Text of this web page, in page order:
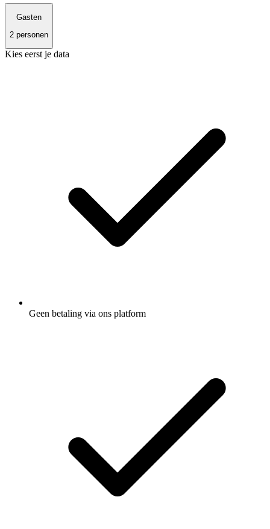
Gasten
2 personen
Kies eerst je data
Geen betaling via ons platform